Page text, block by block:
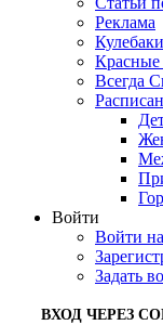
Реклама
Красные
Всегда
Войти
Войти
Задать
ВХОД ЧЕРЕЗ